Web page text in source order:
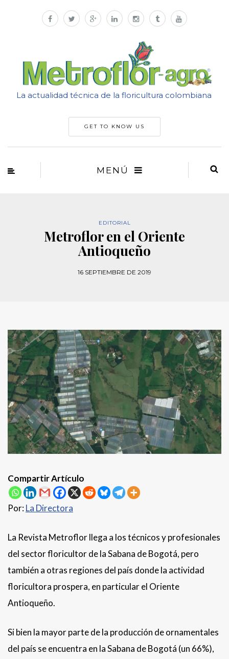
La actualidad técnica de la floricultura colombiana
GET TO KNOW US
MENÚ
EDITORIAL
Metroflor en el Oriente
Antioqueño
16 SEPTIEMBRE DE 2019
Compartir Artículo
Por:La Directora
La Revista Metroflor llega a los técnicos y profesionales
del sector floricultor de la Sabana de Bogotá, pero
también a otras regiones del país donde la actividad
floricultora prospera, en particular el Oriente
Antioqueño.
Si bien la mayor parte de la producción de ornamentales
del país se encuentra en la Sabana de Bogotá (un 66%),